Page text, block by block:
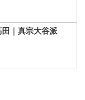
｜真宗大谷派